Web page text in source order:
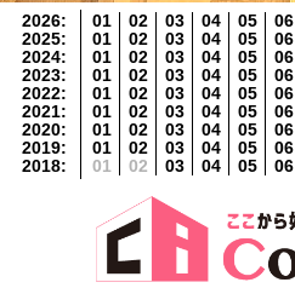
2026: 01 02 03 04 05 06
2025: 01 02 03 04 05 06
2024: 01 02 03 04 05 06
2023: 01 02 03 04 05 06
2022: 01 02 03 04 05 06
2021: 01 02 03 04 05 06
2020: 01 02 03 04 05 06
2019: 01 02 03 04 05 06
2018: 01 02 03 04 05 06